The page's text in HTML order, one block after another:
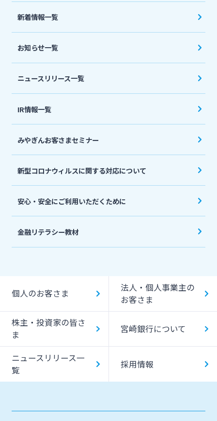
法人・個人事業主のお客さま
宮崎銀行について
ニュースリリース一覧
採用情報
お問い合わせ先一覧
新着情報一覧
お知らせ一覧
ニュースリリース一覧
IR情報一覧
みやぎんお客さまセミナー
新型コロナウィルスに関する対応について
安心・安全にご利用いただくために
金融リテラシー教材
個人のお客さま
法人・個人事業主の
お客さま
株主・投資家の皆さ
ま
宮崎銀行について
ニュースリリース一
覧
採用情報